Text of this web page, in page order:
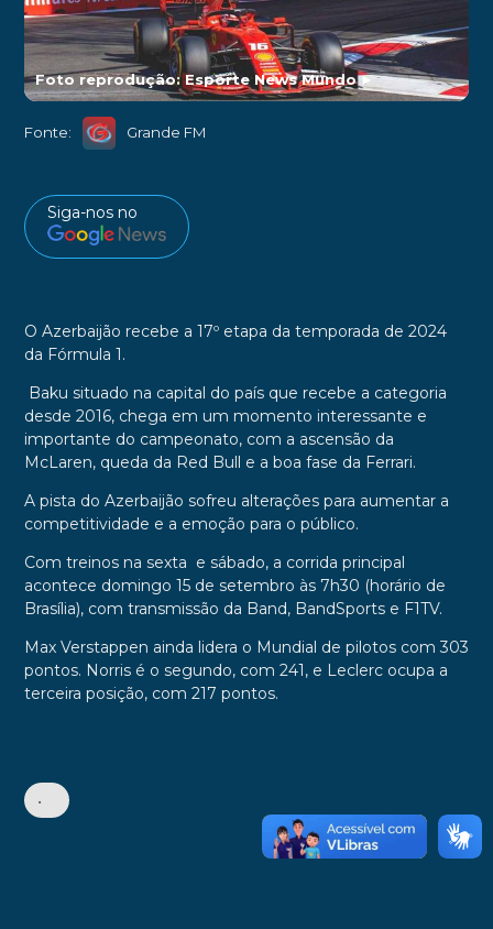
Foto reprodução: Esporte News Mundo►
Fonte: Grande FM
Siga-nos no
O Azerbaijão recebe a 17º etapa da temporada de 2024
da Fórmula 1.
Baku situado na capital do país que recebe a categoria
desde 2016, chega em um momento interessante e
importante do campeonato, com a ascensão da
McLaren, queda da Red Bull e a boa fase da Ferrari.
A pista do Azerbaijão sofreu alterações para aumentar a
competitividade e a emoção para o público.
Com treinos na sexta e sábado, a corrida principal
acontece domingo 15 de setembro às 7h30 (horário de
Brasília), com transmissão da Band, BandSports e F1TV.
Max Verstappen ainda lidera o Mundial de pilotos com 303
pontos. Norris é o segundo, com 241, e Leclerc ocupa a
terceira posição, com 217 pontos.
•